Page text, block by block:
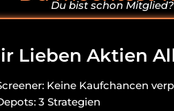
Du bist schon Mitglied?
Lieben Aktien
Keine Kaufchancen
3 Strategien